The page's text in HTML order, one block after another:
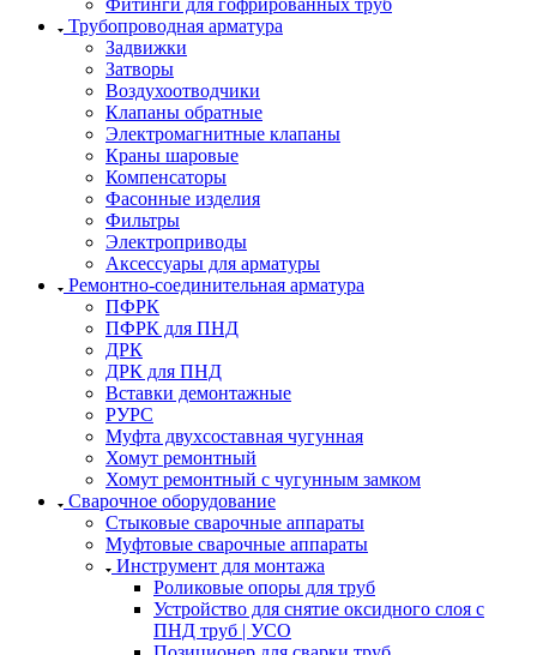
Трубопроводная арматура
Задвижки
Затворы
Воздухоотводчики
Клапаны обратные
Электромагнитные клапаны
Краны шаровые
Компенсаторы
Фасонные изделия
Фильтры
Электроприводы
Аксессуары для арматуры
Ремонтно-соединительная арматура
ПФРК
ПФРК для ПНД
ДРК
ДРК для ПНД
Вставки демонтажные
РУРС
Муфта двухсоставная чугунная
Хомут ремонтный
Хомут ремонтный с чугунным замком
Сварочное оборудование
Стыковые сварочные аппараты
Муфтовые сварочные аппараты
Инструмент для монтажа
Роликовые опоры для труб
Устройство для снятие оксидного слоя с
ПНД труб | УСО